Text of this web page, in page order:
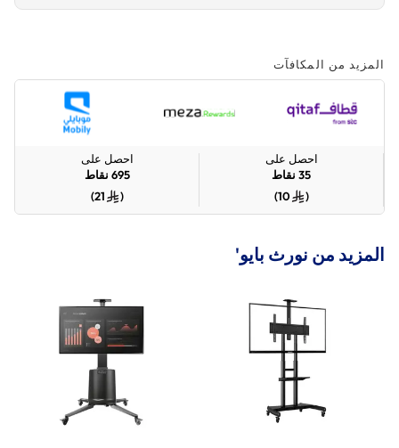
المزيد من المكافآت
احصل على
35 نقاط
(
10
)
احصل على
695 نقاط
(
21
)
المزيد من نورث بايو'